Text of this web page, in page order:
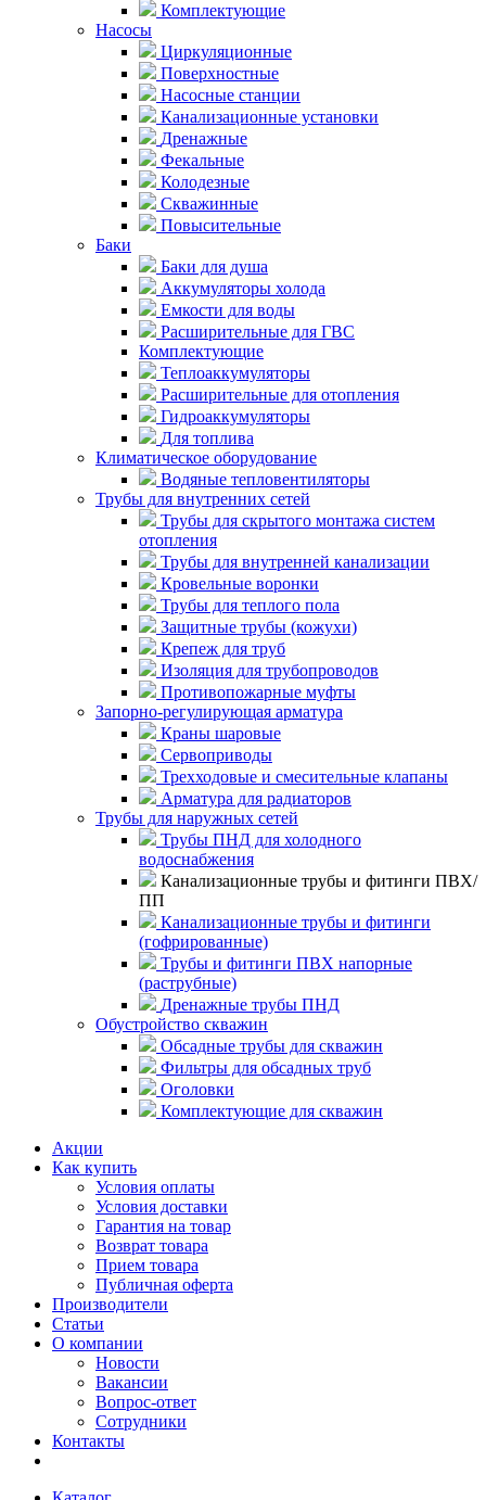
Комплектующие
Насосы
Циркуляционные
Поверхностные
Насосные станции
Канализационные установки
Дренажные
Фекальные
Колодезные
Скважинные
Повысительные
Баки
Баки для душа
Аккумуляторы холода
Емкости для воды
Расширительные для ГВС
Комплектующие
Теплоаккумуляторы
Расширительные для отопления
Гидроаккумуляторы
Для топлива
Климатическое оборудование
Водяные тепловентиляторы
Трубы для внутренних сетей
Трубы для скрытого монтажа систем
отопления
Трубы для внутренней канализации
Кровельные воронки
Трубы для теплого пола
Защитные трубы (кожухи)
Крепеж для труб
Изоляция для трубопроводов
Противопожарные муфты
Запорно-регулирующая арматура
Краны шаровые
Сервоприводы
Трехходовые и смесительные клапаны
Арматура для радиаторов
Трубы для наружных сетей
Трубы ПНД для холодного
водоснабжения
Канализационные трубы и фитинги ПВХ/
ПП
Канализационные трубы и фитинги
(гофрированные)
Трубы и фитинги ПВХ напорные
(раструбные)
Дренажные трубы ПНД
Обустройство скважин
Обсадные трубы для скважин
Фильтры для обсадных труб
Оголовки
Комплектующие для скважин
Акции
Как купить
Условия оплаты
Условия доставки
Гарантия на товар
Возврат товара
Прием товара
Публичная оферта
Производители
Статьи
О компании
Новости
Вакансии
Вопрос-ответ
Сотрудники
Контакты